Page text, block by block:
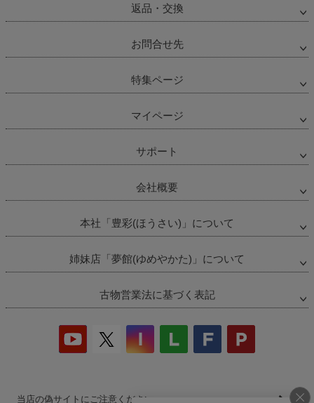
返品・交換
お問合せ先
特集ページ
マイページ
サポート
会社概要
本社「豊彩(ほうさい)」について
姉妹店「夢館(ゆめやかた)」について
古物営業法に基づく表記
当店の偽サイトにご注意ください